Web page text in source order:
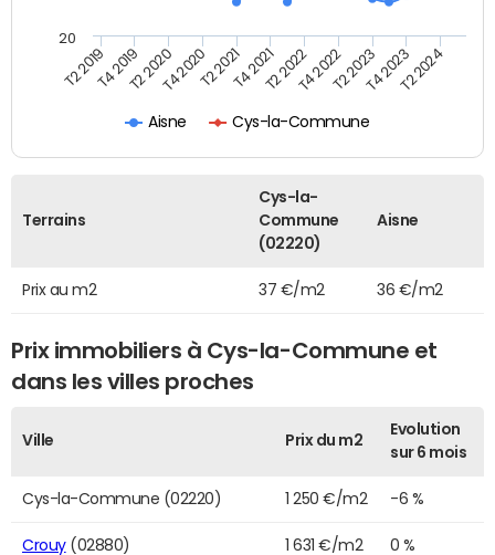
Aisne Cys-la-Commune
T2 2019T4 2019T2 2020T4 2020T2 2021T4 2021T2 2022T4 2022T2 2023T4 2023T2 2024
20
Terrains
Cys-la-
Commune
(02220)
Aisne
Prix au m2 37 €/m2 36 €/m2
Prix immobiliers à Cys-la-Commune et
dans les villes proches
Ville Prix du m2
Evolution
sur 6 mois
Cys-la-Commune (02220) 1 250 €/m2 -6 %
Crouy(02880) 1 631 €/m2 0 %